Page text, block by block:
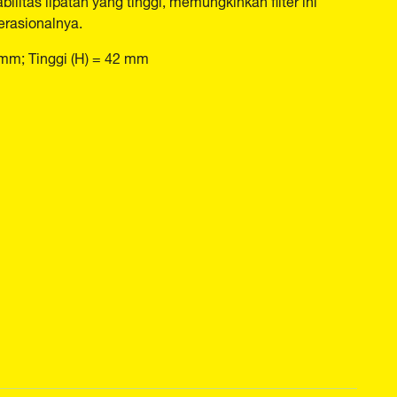
Tinggi (H) = 42 mm